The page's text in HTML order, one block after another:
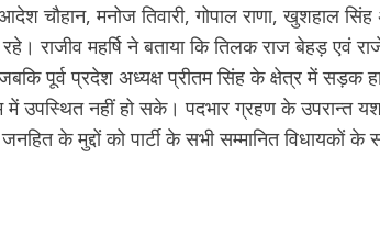
चौहान, मनोज तिवारी, गोपाल राणा, खुशहाल
रहे। राजीव महर्षि ने बताया कि तिलक राज बेहड़ एवं
पूर्व प्रदेश अध्यक्ष प्रीतम सिंह के क्षेत्र में सड़क
में उपस्थित नहीं हो सके। पदभार ग्रहण के उपरान्त
के मुद्दों को पार्टी के सभी सम्मानित विधायकों